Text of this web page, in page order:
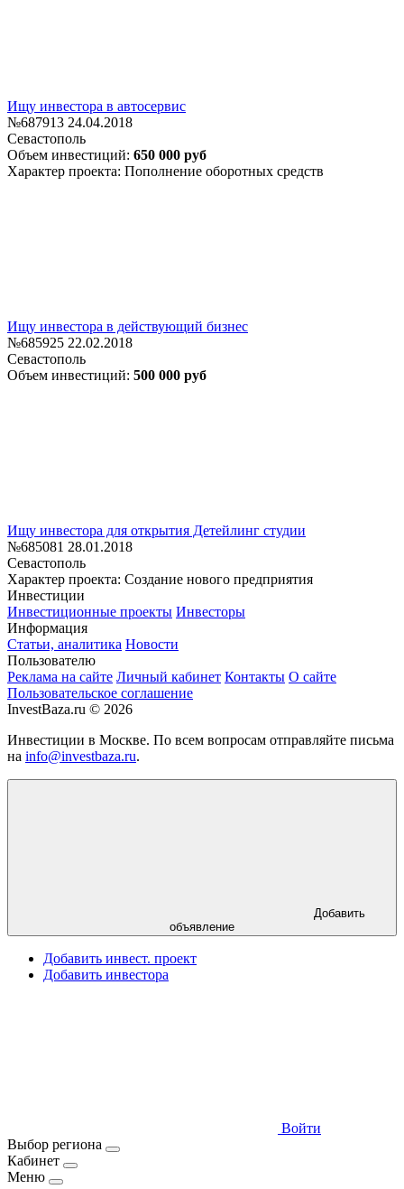
Ищу инвестора в автосервис
№687913 24.04.2018
Севастополь
Объем инвестиций: 650 000 руб
Характер проекта: Пополнение оборотных средств
Ищу инвестора в действующий бизнес
№685925 22.02.2018
Севастополь
Объем инвестиций: 500 000 руб
Ищу инвестора для открытия Детейлинг студии
№685081 28.01.2018
Севастополь
Характер проекта: Создание нового предприятия
Инвестиции
Инвестиционные проекты Инвесторы
Информация
Статьи, аналитика Новости
Пользователю
Реклама на сайте Личный кабинет Контакты О сайте
Пользовательское соглашение
InvestBaza.ru © 2026
Инвестиции в Москве. По всем вопросам отправляйте письма
на info@investbaza.ru.
Добавить
объявление
Добавить инвест. проект
Добавить инвестора
Войти
Выбор региона
Кабинет
Меню